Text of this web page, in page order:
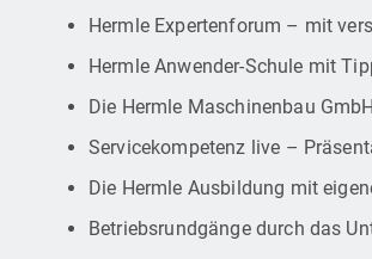
Hermle Expertenforum – mit
Hermle Anwender-Schule mit
Die Hermle Maschinenbau
Servicekompetenz live –
Die Hermle Ausbildung mit
Betriebsrundgänge durch das